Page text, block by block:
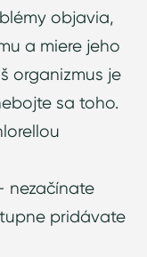
objavia,
a miere jeho
organizmus je
sa toho.
nezačínate
pridávate